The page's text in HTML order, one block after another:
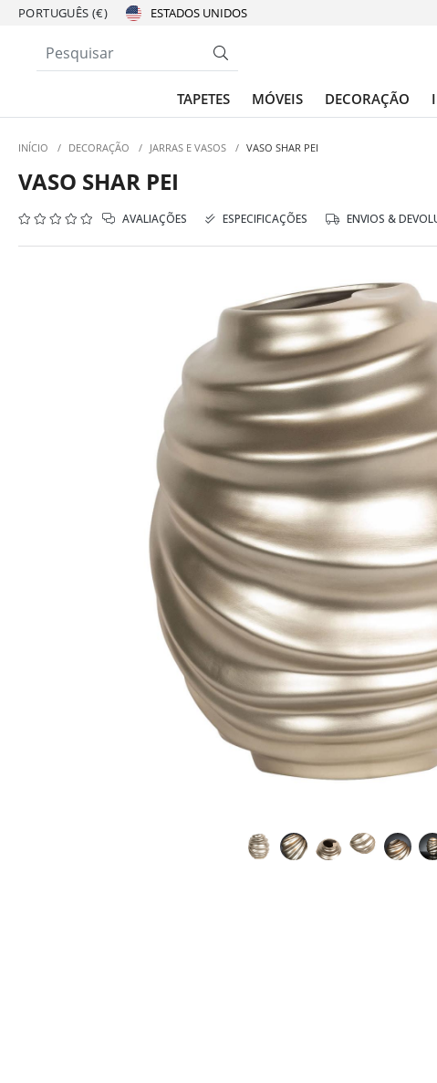
PORTUGUÊS (€)
TAPETES MÓVEIS DECORAÇÃO
INÍCIO / DECORAÇÃO / JARRAS E VASOS / VASO SHAR PEI
VASO SHAR PEI
AVALIAÇÕES ESPECIFICAÇÕES ENVIOS &